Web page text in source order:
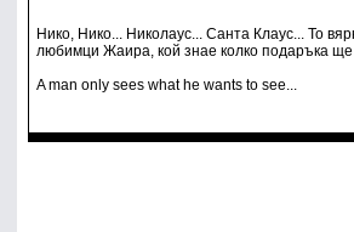
Нико, Нико... Николаус... Санта Клаус... То
любимци Жаира, кой знае колко подаръка ще
A man only sees what he wants to see...